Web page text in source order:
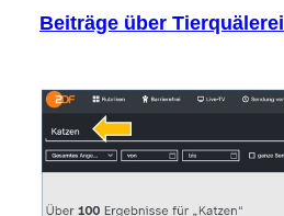
Beiträge über Tierquälerei